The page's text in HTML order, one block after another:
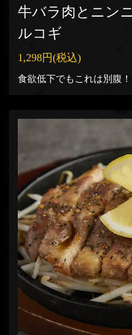
牛バラ肉とニン
ルコギ
1,298円(税込)
食欲低下でもこれは別腹